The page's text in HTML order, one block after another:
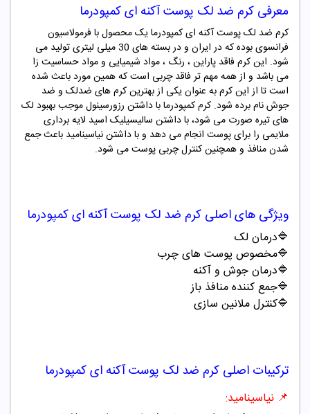
معرفی کرم ضد لک پوست آکنه ای کمپودرما
کرم ضد لک پوست آکنه ای کمپودرما یک محصول با فرمولاسیون
فرانسوی بوده که در ایران و در بسته های 30 میلی لیتری تولید می
شود. این کرم فاقد پاراین ، رنگ ، مواد شیمیایی و مواد حساسیت زا
می باشد و از همه مهم تر فاقد چربی است که همین مورد باعث شده
است تا از این کرم به عنوان یکی از بهترین کرم های ضدلک و ضد
جوش نام برده شود. کرم کمپودرما با داشتن رزورسینول موجب بهبود لک
های تیره صورت می شود، با داشتن سالیسیلیک اسید لایه برداری
ملایمی را برای پوست انجام می دهد و با داشتن نیاسینامید باعث جمع
شدن منافذ و همچنین کنترل چربی پوست می شود.
ویژگی های اصلی کرم ضد لک پوست آکنه ای کمپودرما
🔷درمان لک
🔷مخصوص پوست های چرب
🔷درمان جوش و آکنه
🔷جمع کننده منافذ باز
🔷کنترل ملانین سازی
ترکیبات اصلی کرم ضد لک پوست آکنه ای کمپودرما
📌 نیاسینامید: